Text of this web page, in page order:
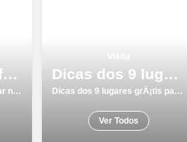
20 coisas para fazer e visitar no inverno na Ilha da Madeira
20 coisas para fazer e visitar no inverno na Ilha da Madeira
Dicas dos 9 lugares grÃ¡tis para visitar em Coimbra
Dicas dos 9 lugares grÃ¡tis para visitar em Coimbra
Ver Todos